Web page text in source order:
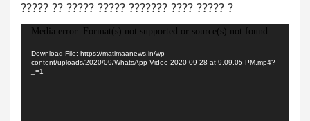
????? ?? ????? ????? ??????? ???? ????? ?
Video
Media error: Format(s) not supported or source(s) not found
Download File: https://matimaanews.in/wp-
content/uploads/2020/09/WhatsApp-Video-2020-09-28-at-9.09.05-PM.mp4?
_=1